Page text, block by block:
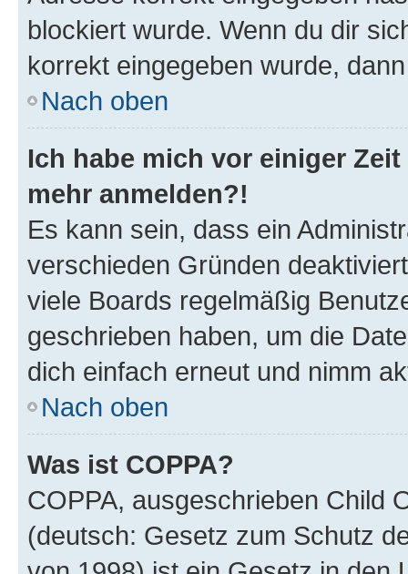
blockiert wurde. Wenn du dir
korrekt eingegeben wurde,
Nach oben
Ich habe mich vor einiger
mehr anmelden?!
Es kann sein, dass ein
verschieden Gründen
viele Boards regelmäßig
geschrieben haben, um die
dich einfach erneut und nimm
Nach oben
Was ist COPPA?
COPPA, ausgeschrieben Child
(deutsch: Gesetz zum Schutz